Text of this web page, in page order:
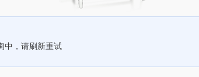
中，请刷新重试